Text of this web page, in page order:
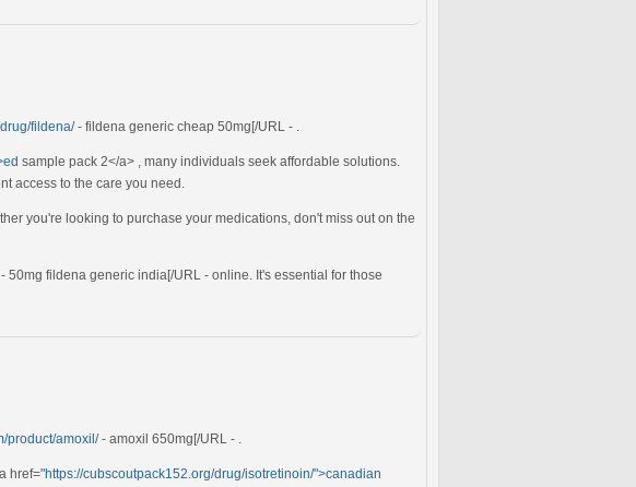
fildena/- fildena generic cheap 50mg[/URL - .
sample pack 2</a> , many individuals seek affordable solutions.
access to the care you need.
you're looking to purchase your medications, don't miss out on the
50mg fildena generic india[/URL - online. It's essential for those
product/amoxil/- amoxil 650mg[/URL - .
href="https://cubscoutpack152.org/drug/isotretinoin/">canadian